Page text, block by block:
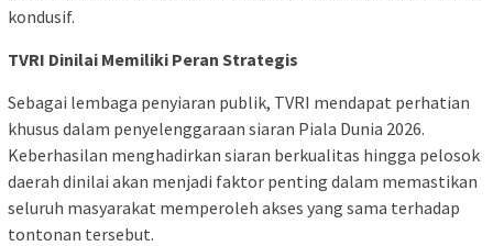
kondusif.
TVRI Dinilai Memiliki Peran Strategis
Sebagai lembaga penyiaran publik, TVRI mendapat perhatian
khusus dalam penyelenggaraan siaran Piala Dunia 2026.
Keberhasilan menghadirkan siaran berkualitas hingga pelosok
daerah dinilai akan menjadi faktor penting dalam memastikan
seluruh masyarakat memperoleh akses yang sama terhadap
tontonan tersebut.